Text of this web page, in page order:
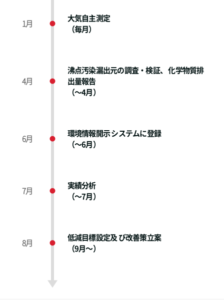
1月
大気自主測定
（毎月）
4月
沸点汚染漏出元の調査・検証、 化学物質排
出量報告
（～4月）
6月
環境情報開示 システムに登録
（～6月）
7月
実績分析
（～7月）
8月
低減目標設定及 び改善策立案
（9月～）